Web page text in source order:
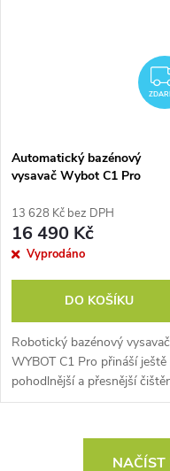
Automatický bazénový
vysavač Wybot C1 Pro
13 628 Kč bez DPH
16 490 Kč
Vyprodáno
DO KOŠÍKU
Robotický bazénový vysavač
WYBOT C1 Pro přináší ještě
pohodlnější a přesnější
bazénu bez námahy. Díky
infračervených senzorů se
pohybuje chytřeji,...